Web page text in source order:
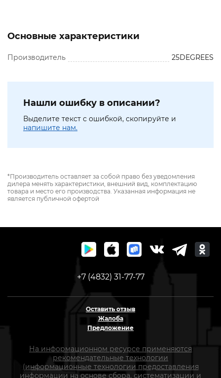
Основные характеристики
Производитель 25DEGREES
Нашли ошибку в описании?
Выделите текст с ошибкой, скопируйте и
напишите нам.
*Производитель оставляет за собой право без уведомления
дилера менять характеристики, внешний вид, комплектацию
товара и место его производства. Указанная информация не
является публичной офертой
+7 (4832) 31-77-77
Оставить отзыв
Жалоба
Предложение
На информационном ресурсе применяются
рекомендательные технологии
(информационные технологии предоставления
информации на основе сбора, систематизации и